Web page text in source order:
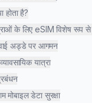
होता है?
के लिए eSIM विशेष रूप से
अड्डे पर आगमन
यात्रा
मोबाइल डेटा सुरक्षा